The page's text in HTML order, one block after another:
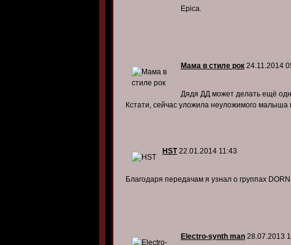
Epica.
Мама в стиле рок 24.11.2014
Дядя ДД может делать ещё
Кстати, сейчас уложила неуложимого малыша
HST22.01.2014 11:43
Благодаря передачам я узнал о группах
Electro-synth man 28.07.2013